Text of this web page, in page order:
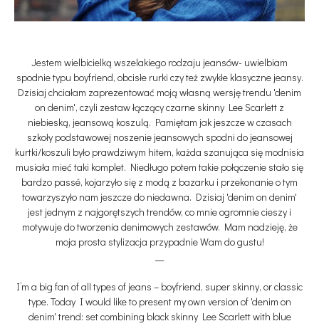
Jestem wielbicielką wszelakiego rodzaju jeansów- uwielbiam
spodnie typu boyfriend, obcisłe rurki czy też zwykłe klasyczne jeansy.
Dzisiaj chciałam zaprezentować moją własną wersję trendu 'denim
on denim', czyli zestaw łączący czarne skinny Lee Scarlett z
niebieską, jeansową koszulą. Pamiętam jak jeszcze w czasach
szkoły podstawowej noszenie jeansowych spodni do jeansowej
kurtki/koszuli było prawdziwym hitem, każda szanująca się modnisia
musiała mieć taki komplet. Niedługo potem takie połączenie stało się
bardzo passé, kojarzyło się z modą z bazarku i przekonanie o tym
towarzyszyło nam jeszcze do niedawna. Dzisiaj 'denim on denim'
jest jednym z najgorętszych trendów, co mnie ogromnie cieszy i
motywuje do tworzenia denimowych zestawów. Mam nadzieję, że
moja prosta stylizacja przypadnie Wam do gustu!
I’m a big fan of all types of jeans – boyfriend, super skinny, or classic
type. Today I would like to present my own version of 'denim on
denim' trend: set combining black skinny Lee Scarlett with blue